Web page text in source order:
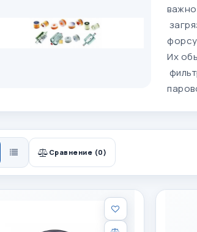
Их
СПИСОКСравнение (0)